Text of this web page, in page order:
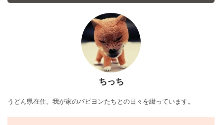
ちっち
うどん県在住。我が家のパピヨンたちとの日々を綴っています。